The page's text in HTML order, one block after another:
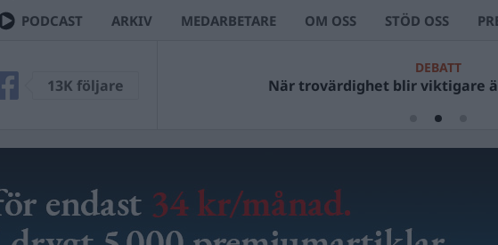
PODCAST ARKIV MEDARBETARE OM OSS STÖD OSS
13K följare
DEBATT
När trovärdighet blir viktigare